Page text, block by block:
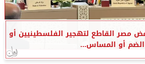
مصر القاطع لتهجير الفلسطينيين أو
الضم أو المساس...